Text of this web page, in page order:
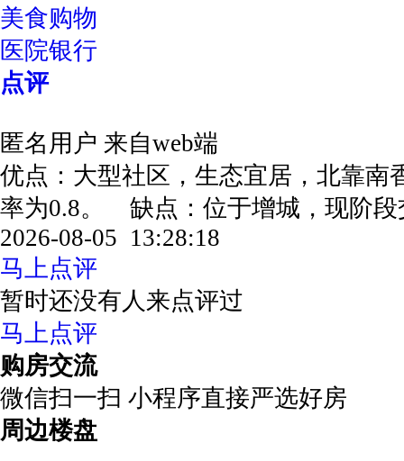
美食购物
医院银行
点评
匿名用户 来自web端
优点：大型社区，生态宜居，北靠南
率为0.8。 缺点：位于增城，现阶
2026-08-05 13:28:18
马上点评
暂时还没有人来点评过
马上点评
购房交流
微信扫一扫 小程序直接严选好房
周边楼盘